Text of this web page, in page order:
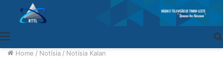
Home / Notísia / Notísia Kalan